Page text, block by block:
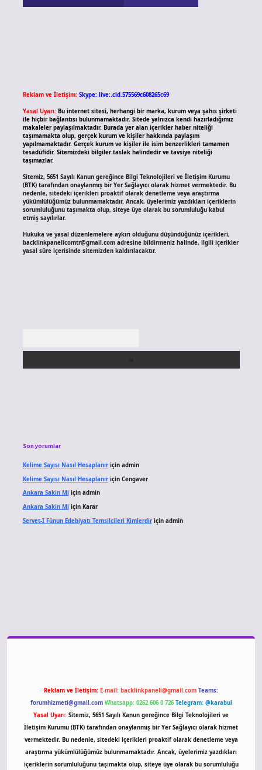
Reklam ve İletişim: Skype: live:.cid.575569c608265c69
Yasal Uyarı: Bu internet sitesi, herhangi bir marka, kurum veya şahıs şirketi
ile hiçbir bağlantısı bulunmamaktadır. Sitede yalnızca kendi hazırladığımız
makaleler paylaşılmaktadır. Burada yer alan içerikler haber niteliği
taşımamakta olup, gerçek kurum ve kişiler hakkında paylaşım
yapılmamaktadır. Gerçek kurum ve kişiler ile isim benzerlikleri tamamen
tesadüfidir. Sitemizdeki bilgiler taslak halindedir ve tavsiye niteliği
taşımazlar.
Sitemiz, 5651 Sayılı Kanun gereğince Bilgi Teknolojileri ve İletişim Kurumu
(BTK) tarafından onaylanmış bir Yer Sağlayıcı olarak hizmet vermektedir. Bu
nedenle, sitedeki içerikleri proaktif olarak denetleme veya araştırma
yükümlülüğümüz bulunmamaktadır. Ancak, üyelerimiz yazdıkları içeriklerin
sorumluluğunu taşımakta olup, siteye üye olarak bu sorumluluğu kabul
etmiş sayılırlar.
Hukuka ve yasal düzenlemelere aykırı olduğunu düşündüğünüz içerikleri,
backlinkpanelicomtr@gmail.comadresine bildirmeniz halinde, ilgili içerikler
yasal süre içerisinde sitemizden kaldırılacaktır.
Son yorumlar
Kelime Sayısı Nasıl Hesaplanıriçin admin
Kelime Sayısı Nasıl Hesaplanıriçin Cengaver
Ankara Sakin Miiçin admin
Ankara Sakin Miiçin Karar
Servet-I Fünun Edebiyatı Temsilcileri Kimlerdiriçin admin
Reklam ve İletişim: E-mail: backlinkpaneli@gmail.com Teams:
forumhizmeti@gmail.com Whatsapp: 0262 606 0 726 Telegram: @karabul
Yasal Uyarı: Sitemiz, 5651 Sayılı Kanun gereğince Bilgi Teknolojileri ve
İletişim Kurumu (BTK) tarafından onaylanmış bir Yer Sağlayıcı olarak hizmet
vermektedir. Bu nedenle, sitedeki içerikleri proaktif olarak denetleme veya
araştırma yükümlülüğümüz bulunmamaktadır. Ancak, üyelerimiz yazdıkları
içeriklerin sorumluluğunu taşımakta olup, siteye üye olarak bu sorumluluğu